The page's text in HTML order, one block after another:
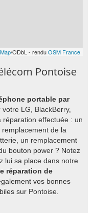
/ODbL - renduOSM France
Pontoise
portable par
votre LG, BlackBerry,
réparation effectuée : un
de la
un remplacement
bouton power ? Notez
lui sa place dans notre
réparation de
vos bonnes
sur Pontoise.